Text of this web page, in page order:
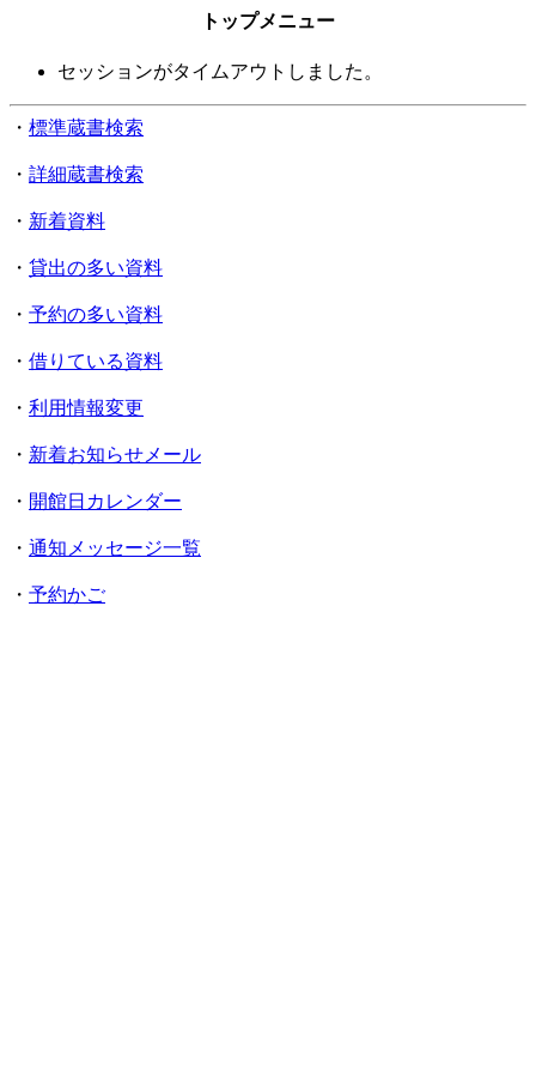
トップメニュー
セッションがタイムアウトしました。
・ 標準蔵書検索
・ 詳細蔵書検索
・ 新着資料
・ 貸出の多い資料
・ 予約の多い資料
・ 借りている資料
・ 利用情報変更
・ 新着お知らせメール
・ 開館日カレンダー
・ 通知メッセージ一覧
・ 予約かご